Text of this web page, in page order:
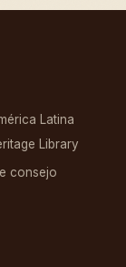
Latina
Library
consejo